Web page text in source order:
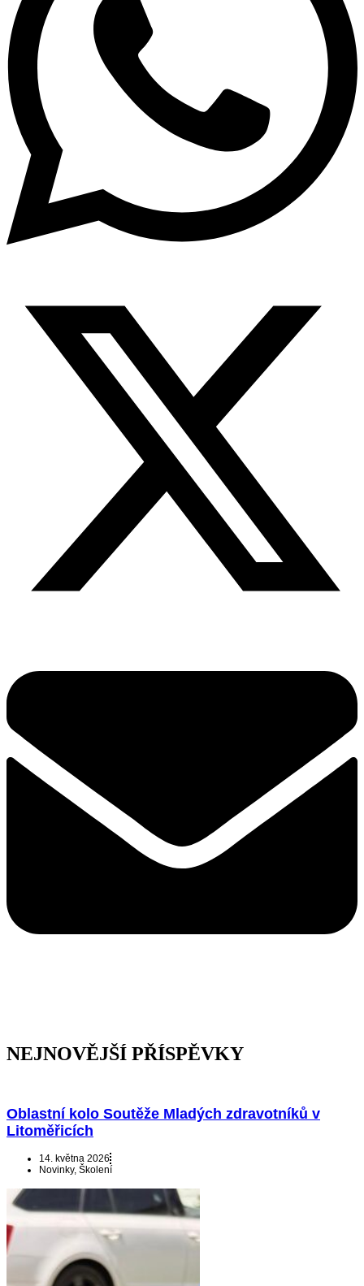
NEJNOVĚJŠÍ PŘÍSPĚVKY
Oblastní kolo Soutěže Mladých zdravotníků v
Litoměřicích
14. května 2026
Novinky, Školení